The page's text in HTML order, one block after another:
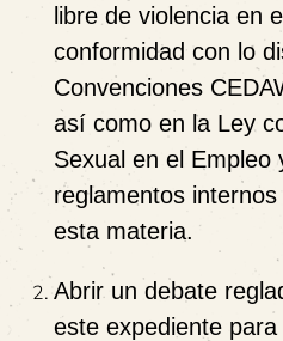
libre de violencia en
conformidad con lo
Convenciones
así como en la Ley
Sexual en el Empleo
reglamentos
esta materia.
Abrir un debate
este expediente